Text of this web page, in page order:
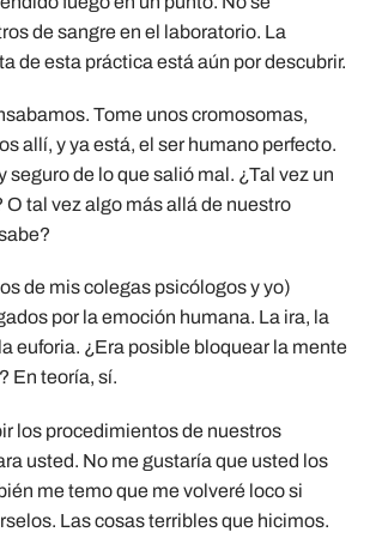
de sangre en el laboratorio. La
de esta práctica está aún por descubrir.
Tome unos cromosomas,
allí, y ya está, el ser humano perfecto.
seguro de lo que salió mal. ¿Tal vez un
O tal vez algo más allá de nuestro
de mis colegas psicólogos y yo)
por la emoción humana. La ira, la
euforia. ¿Era posible bloquear la mente
En teoría, sí.
los procedimientos de nuestros
usted. No me gustaría que usted los
me temo que me volveré loco si
Las cosas terribles que hicimos.